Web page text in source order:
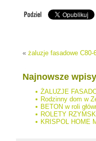
« żaluzje fasadowe C80-
Najnowsze wpisy
ŻALUZJE
Rodzinny dom w
BETON w roli
ROLETY
KRISPOL HOME